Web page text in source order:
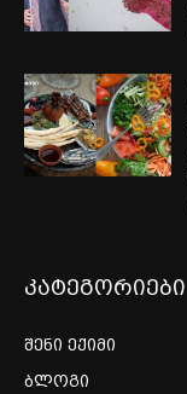
კატეგორიები
შენი ექიმი
ბლოგი